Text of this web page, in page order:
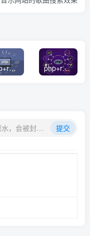
php+redis简单队列实例 php+redis实现消息队列
友好交流，请勿发纯表情，请勿灌水，会被封号喔 提交